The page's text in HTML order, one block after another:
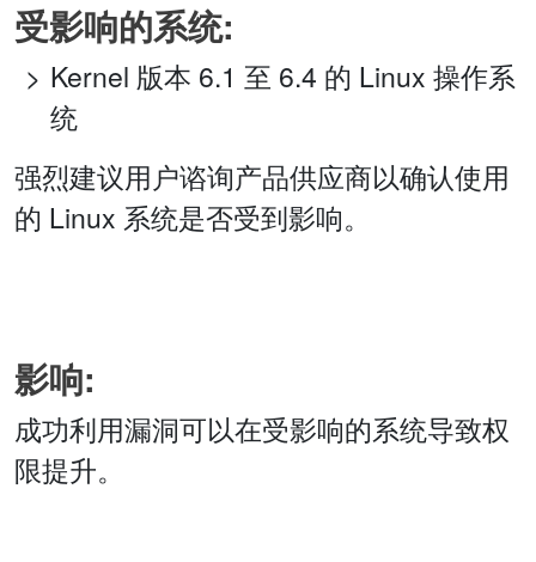
受影响的系统:
Kernel 版本 6.1 至 6.4 的 Linux 操作系
统
强烈建议用户谘询产品供应商以确认使用
的 Linux 系统是否受到影响。
影响:
成功利用漏洞可以在受影响的系统导致权
限提升。